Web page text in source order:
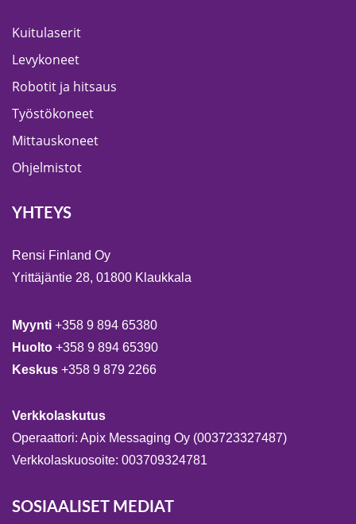
Kuitulaserit
Levykoneet
Robotit ja hitsaus
Työstökoneet
Mittauskoneet
Ohjelmistot
YHTEYS
Rensi Finland Oy
Yrittäjäntie 28, 01800 Klaukkala
Myynti +358 9 894 65380
Huolto +358 9 894 65390
Keskus +358 9 879 2266
Verkkolaskutus
Operaattori: Apix Messaging Oy (003723327487)
Verkkolaskuosoite: 003709324781
SOSIAALISET MEDIAT